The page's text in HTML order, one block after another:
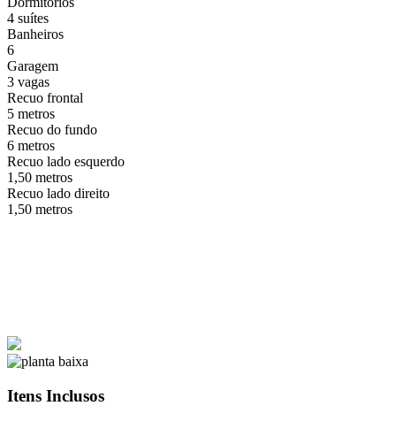
4 suítes
Banheiros
6
Garagem
3 vagas
Recuo frontal
5 metros
Recuo do fundo
6 metros
Recuo lado esquerdo
1,50 metros
Recuo lado direito
1,50 metros
Itens Inclusos